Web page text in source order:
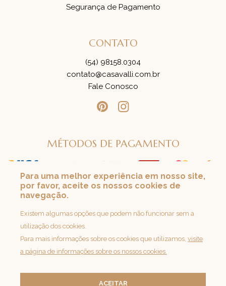
Segurança de Pagamento
CONTATO
(54) 98158.0304
contato@casavalli.com.br
Fale Conosco
MÉTODOS DE PAGAMENTO
SEGURANÇA
Para uma melhor experiência em nosso site,
por favor, aceite os nossos cookies de
navegação.
Existem algumas opções que podem não funcionar sem a
utilização dos cookies.
Para mais informações sobre os cookies que utilizamos, visite
a página de informações sobre os nossos cookies.
ACEITAR